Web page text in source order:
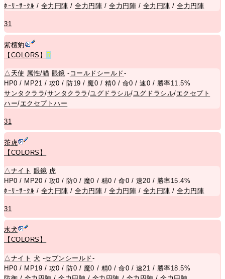
ﾎｰﾘｰｻｰｸﾙ / 全力円陣 /全力円陣 /全力円陣 / 全力円陣 /全力円陣
31
紫檀豹
【COLORS】 R
△ 天使 属性/猫 眼鏡 - コールドシールド-
HP0 / MP21 / 攻0 / 防19 / 魔0 / 精0 / 命0 / 速0 / 勝率11.5%
サンタクララ/サンタクララ /ユグドラシル/ユグドラシル/エクセプト
ハー/エクセプトハー
31
茶虎
【COLORS】
△ ナイト 眼鏡 虎
HP0 / MP20 / 攻0 / 防0 / 魔0 / 精0 / 命0 / 速20 / 勝率15.4%
ﾎｰﾘｰｻｰｸﾙ / 全力円陣 /全力円陣 /全力円陣 / 全力円陣 /全力円陣
31
水犬
【COLORS】
△ ナイト 犬 -セブンシールド-
HP0 / MP19 / 攻0 / 防0 / 魔0 / 精0 / 命0 / 速21 / 勝率18.5%